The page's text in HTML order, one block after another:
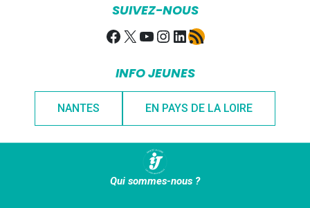
SUIVEZ-NOUS
Facebook
X YouTube
Instagram
LinkedIn
Flux RSS
INFO JEUNES
NANTES EN PAYS DE LA LOIRE
Qui sommes-nous ?